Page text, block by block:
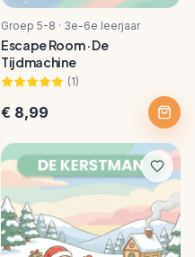
Groep 5-8 · 3e-6e leerjaar
Escape Room · De
Tijdmachine
(1)
€ 8,99